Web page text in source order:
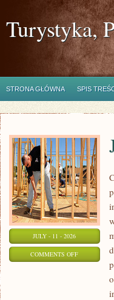
Turystyka,
STRONA GŁÓWNA SPIS
JULY - 11 - 2026
COMMENTS OFFON
POMAGAĆ?